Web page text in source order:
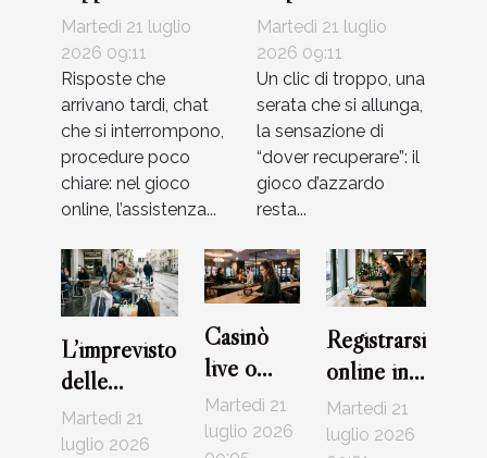
diventa alleato
del giocatore
Martedì 21 luglio
2026 09:11
Risposte che
arrivano tardi, chat
che si interrompono,
procedure poco
chiare: nel gioco
online, l’assistenza...
come riconoscere
i segnali d’allarme
Martedì 21 luglio
2026 09:11
Un clic di troppo, una
serata che si allunga,
la sensazione di
“dover recuperare”: il
gioco d’azzardo
resta...
L’imprevisto
delle
commissioni:
cosa il
Martedì 21
luglio 2026
Casinò
live o
RNG: che
tipo di
Martedì 21
luglio 2026
Registrarsi
online in
meno di
10 minuti:
Martedì 21
luglio 2026